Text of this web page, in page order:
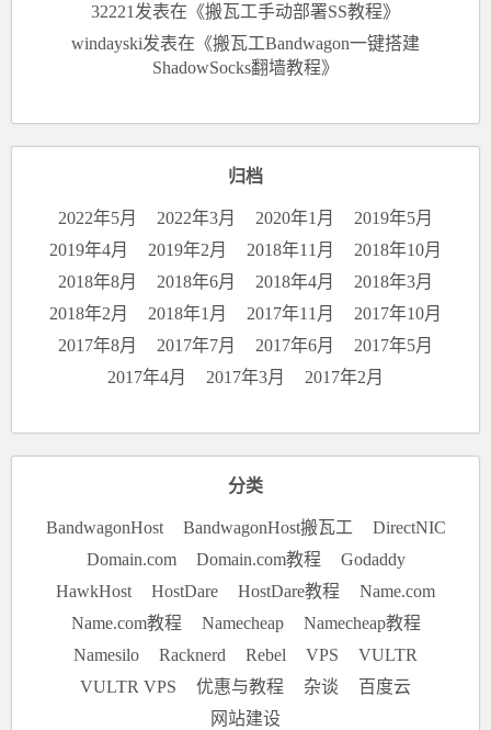
32221 发表在《搬瓦工手动部署SS教程》
windayski发表在《搬瓦工Bandwagon一键搭建
ShadowSocks翻墙教程》
归档
2022年5月 2022年3月 2020年1月
2019年5月
2019年4月
2019年2月 2018年11月
2018年10月
2018年8月
2018年6月 2018年4月
2018年3月
2018年2月
2018年1月 2017年11月
2017年10月
2017年8月
2017年7月 2017年6月
2017年5月
2017年4月
2017年3月 2017年2月
分类
BandwagonHost BandwagonHost搬瓦工
DirectNIC
Domain.com
Domain.com教程
Godaddy
HawkHost
HostDare HostDare教程
Name.com
Name.com教程
Namecheap
Namecheap教程
Namesilo
Racknerd Rebel VPS
VULTR
VULTR VPS
优惠与教程 杂谈
百度云
网站建设